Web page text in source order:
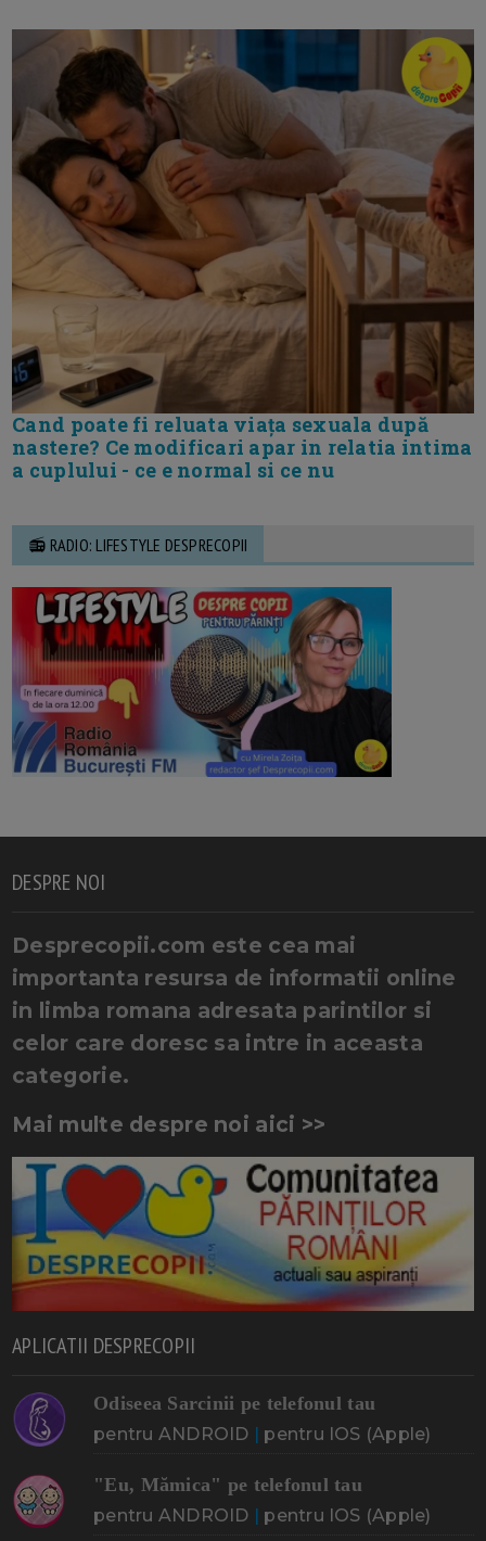
Cand poate fi reluata viața sexuala după
nastere? Ce modificari apar in relatia intima
a cuplului - ce e normal si ce nu
📻 RADIO: LIFESTYLE DESPRECOPII
DESPRE NOI
Desprecopii.com este cea mai
importanta resursa de informatii online
in limba romana adresata parintilor si
celor care doresc sa intre in aceasta
categorie.
Mai multe despre noi aici >>
APLICATII DESPRECOPII
Odiseea Sarcinii pe telefonul tau
pentru ANDROID | pentru IOS (Apple)
"Eu, Mămica" pe telefonul tau
pentru ANDROID | pentru IOS (Apple)